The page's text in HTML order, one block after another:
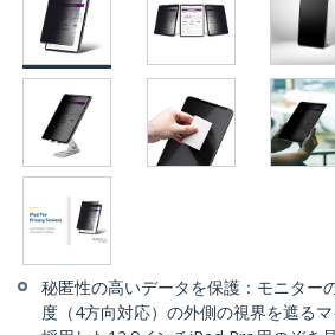
秘匿性の高いデータを保護：モニター
度（4方向対応）の外側の視界を遮る